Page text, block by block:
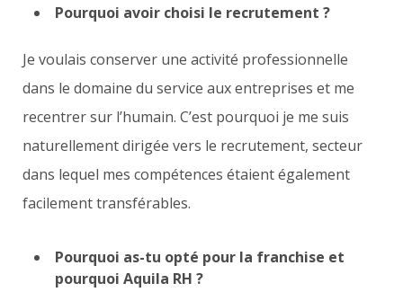
Pourquoi avoir choisi le recrutement ?​
Je voulais conserver une activité professionnelle
dans le domaine du service aux entreprises et me
recentrer sur l’humain. C’est pourquoi je me suis
naturellement dirigée vers le recrutement, secteur
dans lequel mes compétences étaient également
facilement transférables.
Pourquoi as-tu opté pour la franchise et
pourquoi Aquila RH ?